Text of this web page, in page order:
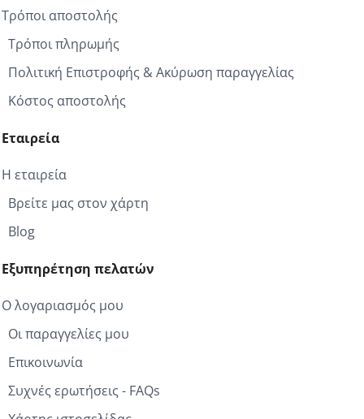
Τρόποι αποστολής
Τρόποι πληρωμής
Πολιτική Επιστροφής & Ακύρωση παραγγελίας
Κόστος αποστολής
Εταιρεία
Η εταιρεία
Βρείτε μας στον χάρτη
Blog
Εξυπηρέτηση πελατών
Ο λογαριασμός μου
Οι παραγγελίες μου
Επικοινωνία
Συχνές ερωτήσεις - FAQs